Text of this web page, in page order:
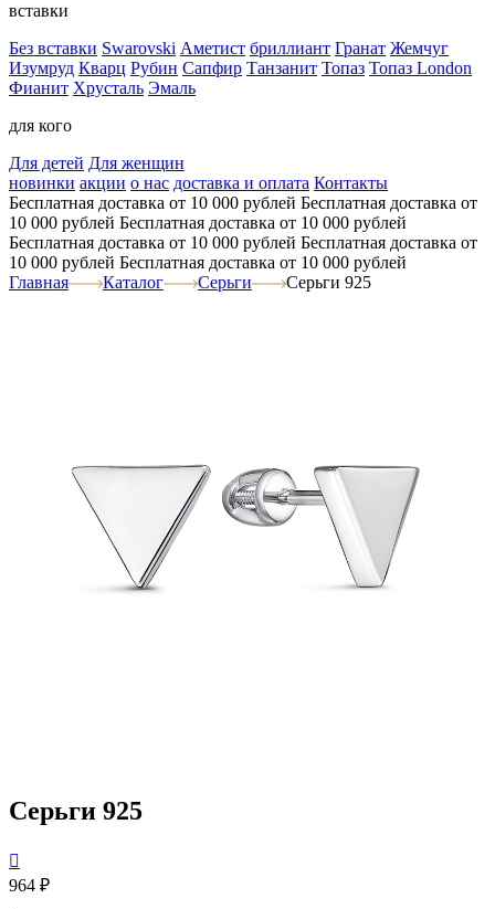
вставки
Без вставки Swarovski Аметист бриллиант Гранат Жемчуг
Изумруд Кварц Рубин Сапфир Танзанит Топаз Топаз London
Фианит Хрусталь Эмаль
для кого
Для детей Для женщин
новинки акции о нас доставка и оплата Контакты
Бесплатная доставка от 10 000 рублей Бесплатная доставка от
10 000 рублей Бесплатная доставка от 10 000 рублей
Бесплатная доставка от 10 000 рублей Бесплатная доставка от
10 000 рублей Бесплатная доставка от 10 000 рублей
Главная
Каталог Серьги Серьги 925
Серьги 925

964 ₽